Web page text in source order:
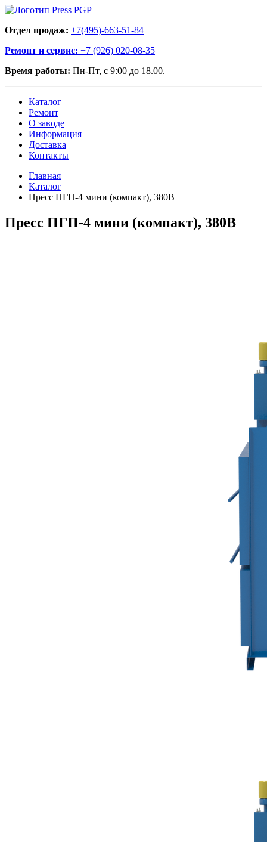
Отдел продаж: +7(495)-663-51-84
Ремонт и сервис: +7 (926) 020-08-35
Время работы: Пн-Пт, с 9:00 до 18.00.
Каталог
Ремонт
О заводе
Информация
Доставка
Контакты
Главная
Каталог
Пресс ПГП-4 мини (компакт), 380В
Пресс ПГП-4 мини (компакт), 380В